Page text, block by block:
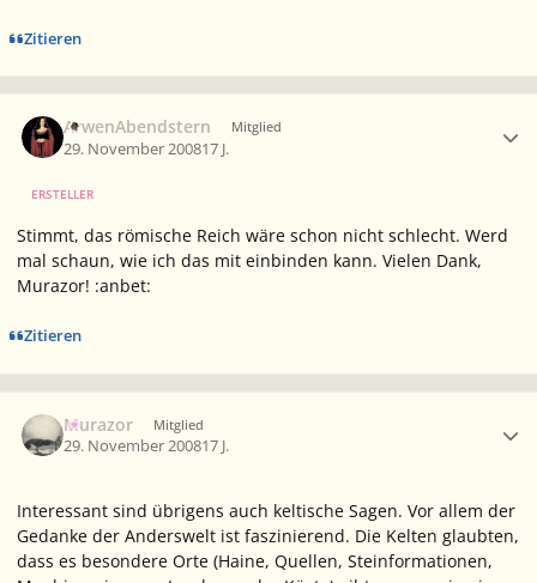
Zitieren
ArwenAbendstern Mitglied
29. November 200817 J.
ERSTELLER
Stimmt, das römische Reich wäre schon nicht schlecht. Werd
mal schaun, wie ich das mit einbinden kann. Vielen Dank,
Murazor! :anbet:
Zitieren
Murazor Mitglied
29. November 200817 J.
Interessant sind übrigens auch keltische Sagen. Vor allem der
Gedanke der Anderswelt ist faszinierend. Die Kelten glaubten,
dass es besondere Orte (Haine, Quellen, Steinformationen,